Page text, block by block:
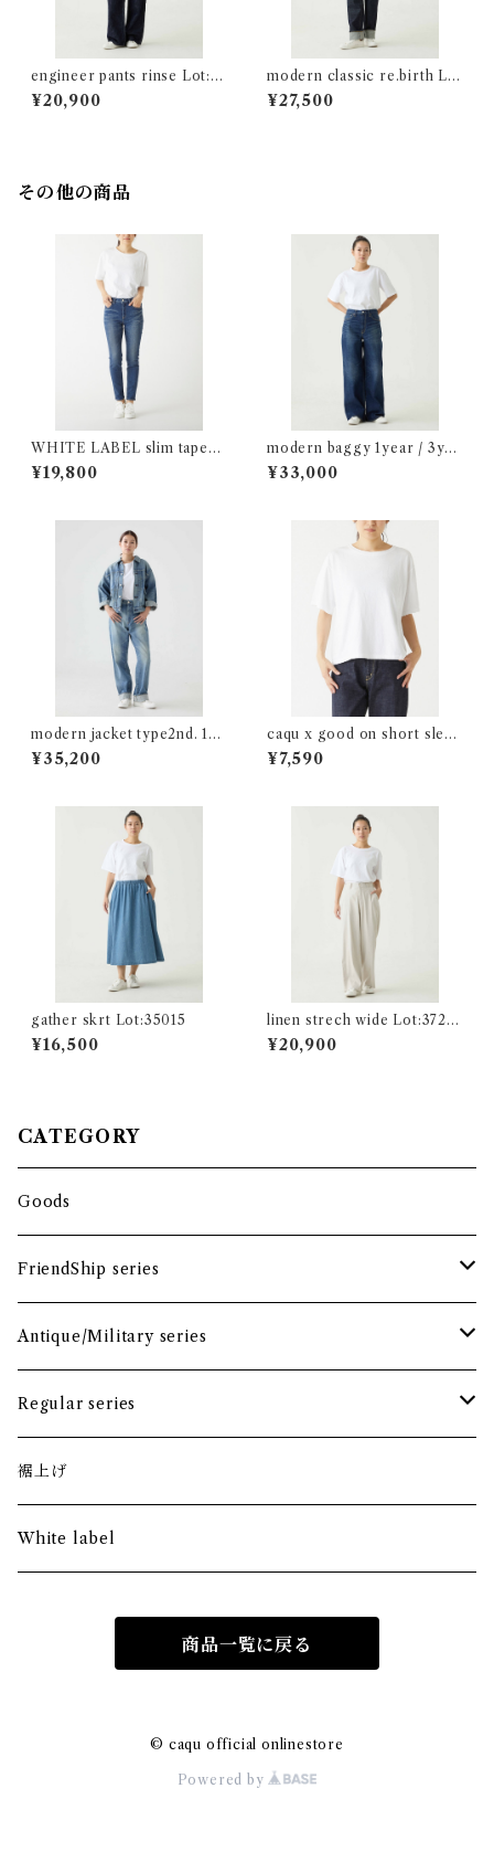
engineer pants rinse Lot:0
4024-05
¥20,900
modern classic re.birth Lo
t:04701
¥27,500
その他の商品
WHITE LABEL slim taperd
Lot:37001
¥19,800
modern baggy 1year / 3yea
rs Lot:04708
¥33,000
modern jacket type2nd. 1ye
ar/3years Lot:00702
¥35,200
caqu x good on short sleev
e tee Lot:32001 [pigment
dyeing]
¥7,590
gather skrt Lot:35015
¥16,500
linen strech wide Lot:3720
8
¥20,900
CATEGORY
Goods
FriendShip series
tops
bottoms
skirt
Antique/Military series
tops
bottoms
skirt
Regular series
tops
bottoms
裾上げ
White label
商品一覧に戻る
© caqu official onlinestore
Powered by